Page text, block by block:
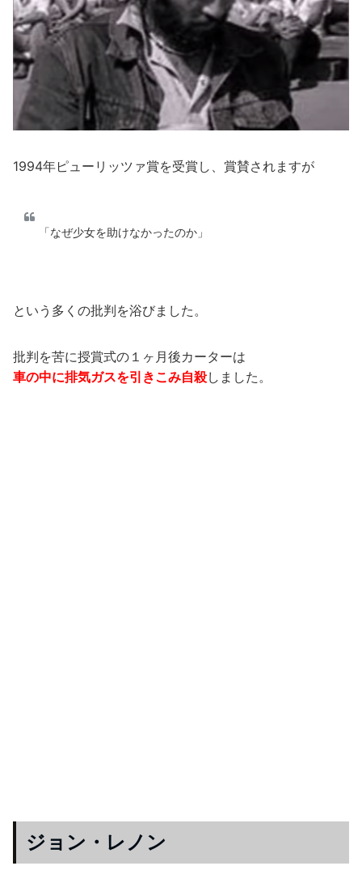
1994年ピューリッツァ賞を受賞し、賞賛されますが
「なぜ少女を助けなかったのか」
という多くの批判を浴びました。
批判を苦に授賞式の１ヶ月後カーターは
車の中に排気ガスを引きこみ自殺しました。
ジョン・レノン